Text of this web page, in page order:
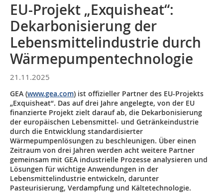
EU-Projekt „Exquisheat“:
Dekarbonisierung der
Lebensmittelindustrie durch
Wärmepumpentechnologie
21.11.2025
GEA (www.gea.com) ist offizieller Partner des EU-Projekts
„Exquisheat“. Das auf drei Jahre angelegte, von der EU
finanzierte Projekt zielt darauf ab, die Dekarbonisierung
der europäischen Lebensmittel- und Getränkeindustrie
durch die Entwicklung standardisierter
Wärmepumpenlösungen zu beschleunigen. Über einen
Zeitraum von drei Jahren werden acht weitere Partner
gemeinsam mit GEA industrielle Prozesse analysieren und
Lösungen für wichtige Anwendungen in der
Lebensmittelindustrie entwickeln, darunter
Pasteurisierung, Verdampfung und Kältetechnologie.